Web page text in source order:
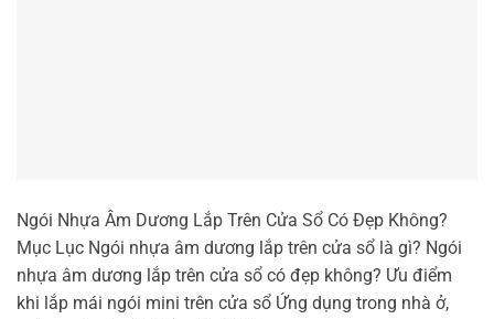
Ngói Nhựa Âm Dương Lắp Trên Cửa Sổ Có Đẹp Không?
Mục Lục Ngói nhựa âm dương lắp trên cửa sổ là gì? Ngói
nhựa âm dương lắp trên cửa sổ có đẹp không? Ưu điểm
khi lắp mái ngói mini trên cửa sổ Ứng dụng trong nhà ở,